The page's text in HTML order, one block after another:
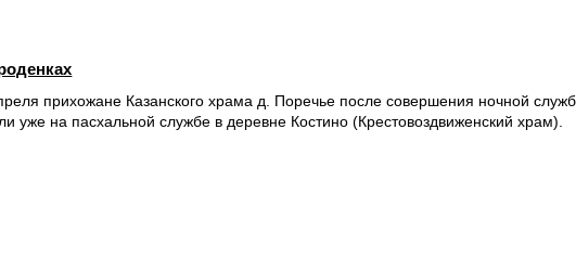
прихожане Казанского храма д. Поречье после совершения ночной
уже на пасхальной службе в деревне Костино (Крестовоздвиженский храм).